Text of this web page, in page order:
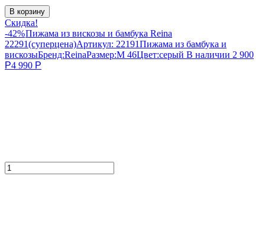
В корзину
Скидка!
-42%Пижама из вискозы и бамбука Reina
22291(суперцена)Артикул: 22191Пижама из бамбука и
вискозыБренд:ReinaРазмер:M 46Цвет:серый В наличии 2 900
Р4 990 Р